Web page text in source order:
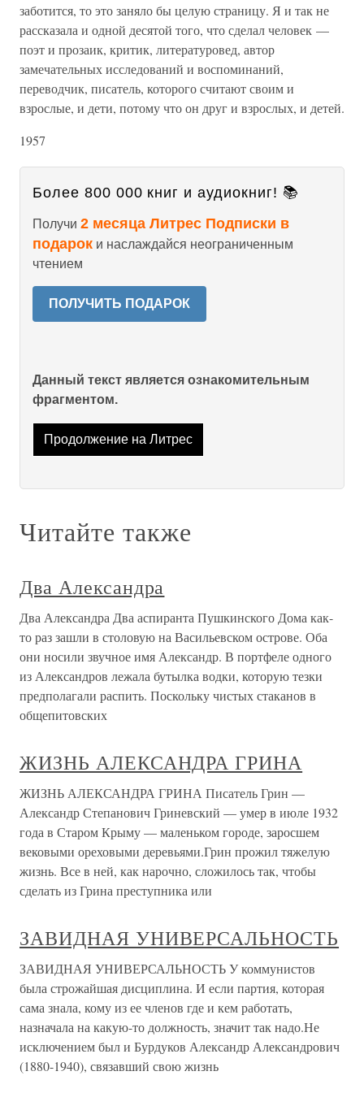
заботится, то это заняло бы целую страницу. Я и так не
рассказала и одной десятой того, что сделал человек —
поэт и прозаик, критик, литературовед, автор
замечательных исследований и воспоминаний,
переводчик, писатель, которого считают своим и
взрослые, и дети, потому что он друг и взрослых, и детей.
1957
Более 800 000 книг и аудиокниг! 📚
Получи 2 месяца Литрес Подписки в
подарок и наслаждайся неограниченным
чтением
ПОЛУЧИТЬ ПОДАРОК
Данный текст является ознакомительным
фрагментом.
Продолжение на Литрес
Читайте также
Два Александра
Два Александра Два аспиранта Пушкинского Дома как-
то раз зашли в столовую на Васильевском острове. Оба
они носили звучное имя Александр. В портфеле одного
из Александров лежала бутылка водки, которую тезки
предполагали распить. Поскольку чистых стаканов в
общепитовских
ЖИЗНЬ АЛЕКСАНДРА ГРИНА
ЖИЗНЬ АЛЕКСАНДРА ГРИНА Писатель Грин —
Александр Степанович Гриневский — умер в июле 1932
года в Старом Крыму — маленьком городе, заросшем
вековыми ореховыми деревьями.Грин прожил тяжелую
жизнь. Все в ней, как нарочно, сложилось так, чтобы
сделать из Грина преступника или
ЗАВИДНАЯ УНИВЕРСАЛЬНОСТЬ
ЗАВИДНАЯ УНИВЕРСАЛЬНОСТЬ У коммунистов
была строжайшая дисциплина. И если партия, которая
сама знала, кому из ее членов где и кем работать,
назначала на какую-то должность, значит так надо.Не
исключением был и Бурдуков Александр Александрович
(1880-1940), связавший свою жизнь